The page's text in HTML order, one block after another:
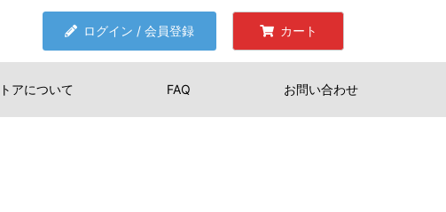
ログイン / 会員登録 カート
アについて FAQ お問い合わせ